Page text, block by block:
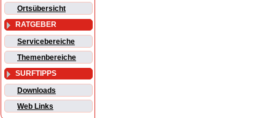
Ortsübersicht
RATGEBER
Servicebereiche
Themenbereiche
SURFTIPPS
Downloads
Web Links